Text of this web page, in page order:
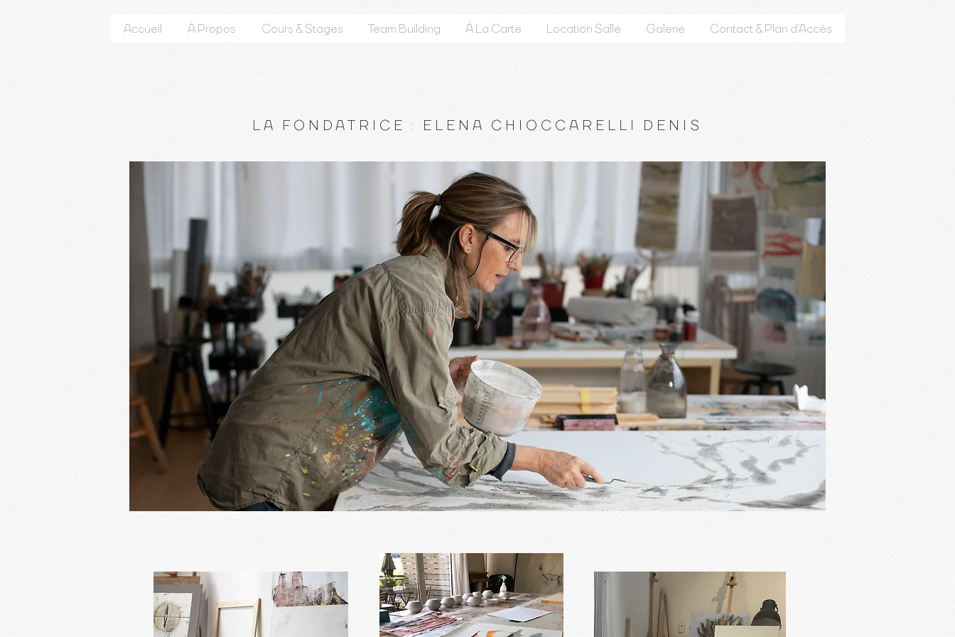
Accueil À Propos Cours & Stages Team Building À La Carte Location Salle Galerie Contact & Plan d’Accès
LA FONDATRICE : ELENA CHIOCCARELLI DENIS